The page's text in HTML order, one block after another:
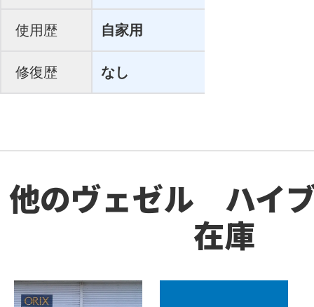
使用歴 自家用
修復歴 なし
他のヴェゼル ハイ
在庫